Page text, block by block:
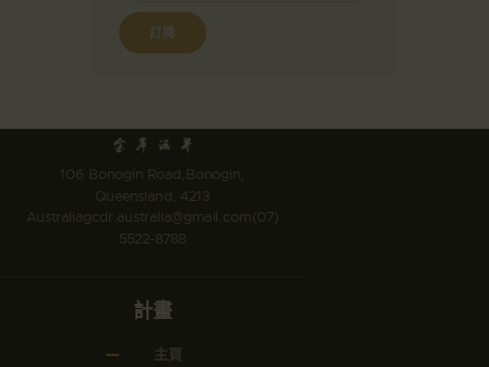
106 Bonogin Road,Bonogin,
Queensland, 4213
Australia gcdr.australia@gmail.com (07)
5522-8788
計畫
主頁